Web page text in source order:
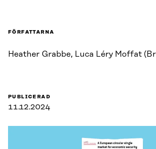
FÖRFATTARNA
Heather Grabbe, Luca Léry Moffat
PUBLICERAD
11.12.2024